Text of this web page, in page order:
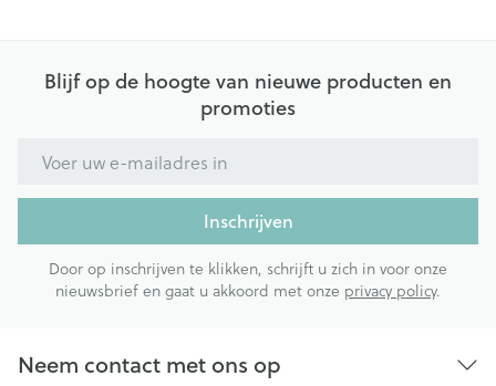
Blijf op de hoogte van nieuwe producten en
promoties
Inschrijven
Door op inschrijven te klikken, schrijft u zich in voor onze
nieuwsbrief en gaat u akkoord met onze privacy policy.
Neem contact met ons op